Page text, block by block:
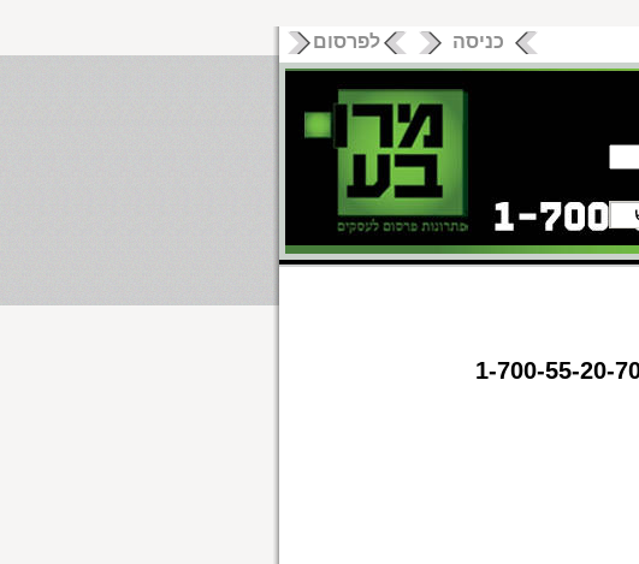
לפרסום כניסה